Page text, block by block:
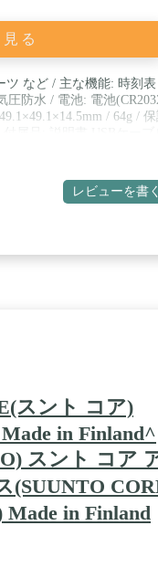
る
ツ など / 主な機能: 時刻表
圧防水 / 電池: 電池
/ 64g / 保
レビューを書く
スント コア)
in Finland^
スント コア
(SUUNTO
Made in Finland